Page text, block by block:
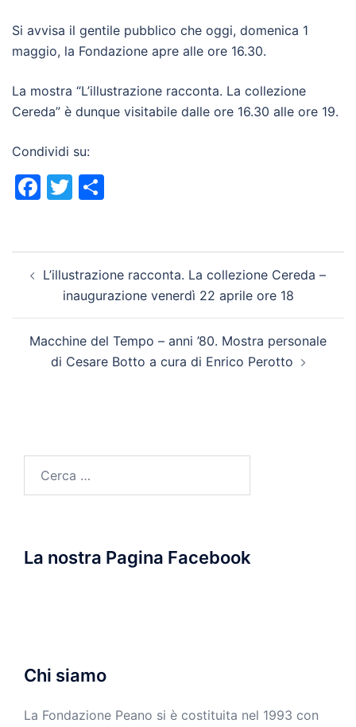
Si avvisa il gentile pubblico che oggi, domenica 1
maggio, la Fondazione apre alle ore 16.30.
La mostra “L’illustrazione racconta. La collezione
Cereda” è dunque visitabile dalle ore 16.30 alle ore 19.
Condividi su:
Facebook
Twitter
articolo
L’illustrazione racconta. La collezione Cereda –
inaugurazione venerdì 22 aprile ore 18
Macchine del Tempo – anni ’80. Mostra personale
di Cesare Botto a cura di Enrico Perotto
La nostra Pagina Facebook
Chi siamo
La Fondazione Peano si è costituita nel 1993 con